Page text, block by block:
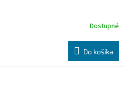
Dostupné
Do košíka